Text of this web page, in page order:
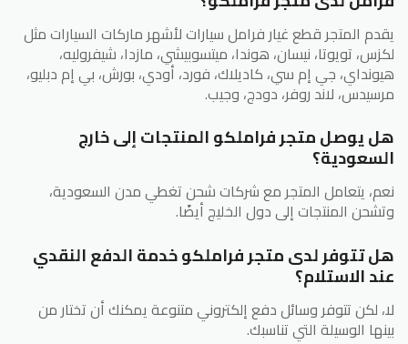
يقدم المتجر قطع غيار فرامل سيارات لأشهر ماركات السيارات مثل
لكزس، تويوتا، نيسان، هوندا، ميتسوبيشي، مازدا، شيفروليه،
هيونداي، جي إم سي، كاديلاك، فورد، أودي، بورش، بي إم دبليو،
مرسيدس، لاند روفر، دودج، وجيب.
هل يوصل متجر فراملكو المنتجات إلى خارج
السعودية؟
نعم، يتعامل المتجر مع شركات شحن تغطي مدن السعودية،
وتشحن المنتجات إلى دول الخليج أيضًا.
هل تتوفر لدى متجر فراملكو خدمة الدفع النقدي
عند الاستلام؟
لا، لكن تتوفر وسائل دفع إلكتروني متنوعة يمكنك أن تختار من
بينها الوسيلة التي تناسبك.